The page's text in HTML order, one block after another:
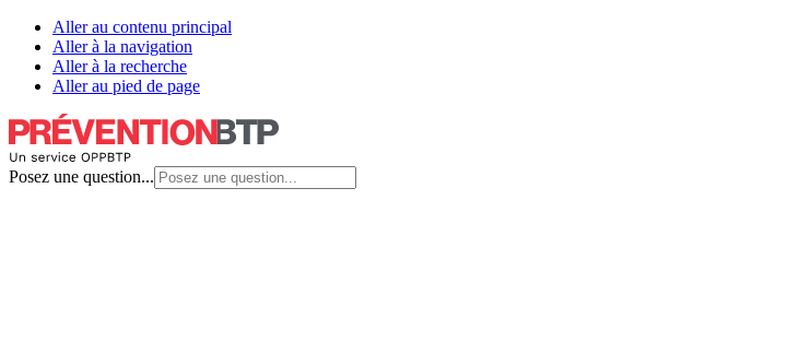
Aller au contenu principal
Aller à la navigation
Aller à la recherche
Aller au pied de page
Posez une question...